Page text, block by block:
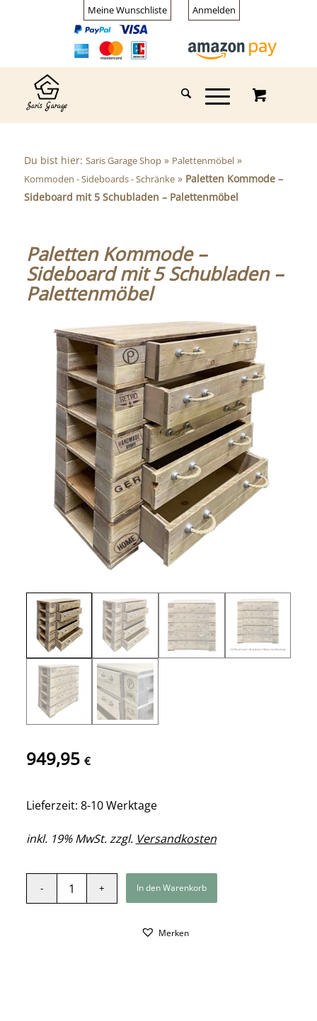
Meine Wunschliste Anmelden
Du bist hier: Saris Garage Shop» Palettenmöbel»
Kommoden - Sideboards - Schränke» Paletten Kommode –
Sideboard mit 5 Schubladen – Palettenmöbel
Paletten Kommode –
Sideboard mit 5 Schubladen –
Palettenmöbel
949,95 €
Lieferzeit: 8-10 Werktage
inkl. 19% MwSt. zzgl. Versandkosten
In den Warenkorb
Merken